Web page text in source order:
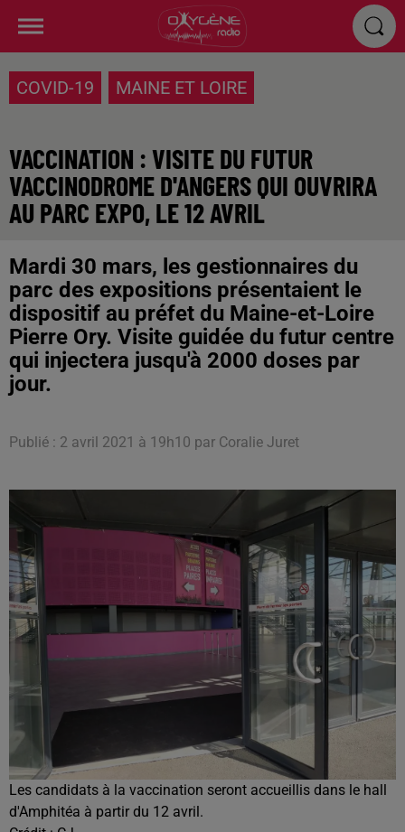
COVID-19 MAINE ET LOIRE
VACCINATION : VISITE DU FUTUR
VACCINODROME D'ANGERS QUI OUVRIRA
AU PARC EXPO, LE 12 AVRIL
Mardi 30 mars, les gestionnaires du
parc des expositions présentaient le
dispositif au préfet du Maine-et-Loire
Pierre Ory. Visite guidée du futur centre
qui injectera jusqu'à 2000 doses par
jour.
Publié : 2 avril 2021 à 19h10 par Coralie Juret
Les candidats à la vaccination seront accueillis dans le hall
d'Amphitéa à partir du 12 avril.